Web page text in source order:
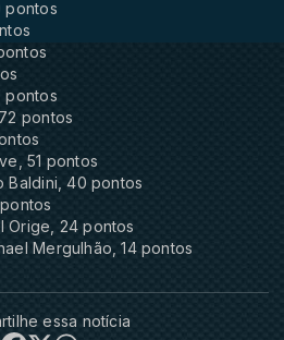
pontos
pontos
pontos
51 pontos
Baldini, 40 pontos
Orige, 24 pontos
Mergulhão, 14 pontos
essa notícia